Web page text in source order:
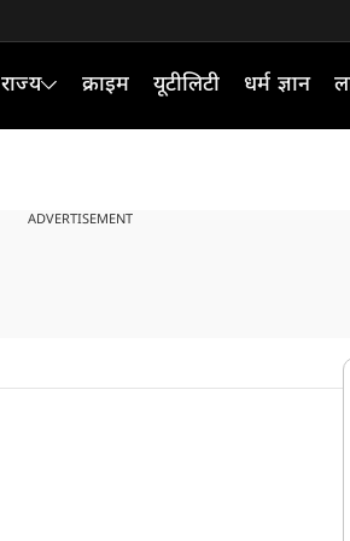
राज्य क्राइम यूटीलिटी धर्म ज्ञान
ADVERTISEMENT